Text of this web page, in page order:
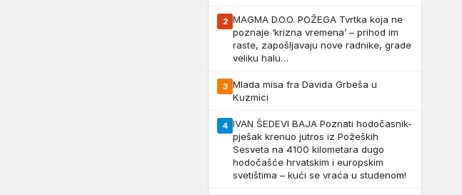
2 MAGMA D.O.O. POŽEGA Tvrtka koja ne
poznaje ‘krizna vremena’ – prihod im
raste, zapošljavaju nove radnike, grade
veliku halu…
3 Mlada misa fra Davida Grbeša u
Kuzmici
4 IVAN ŠEDEVI BAJA Poznati hodočasnik-
pješak krenuo jutros iz Požeških
Sesveta na 4100 kilometara dugo
hodočašće hrvatskim i europskim
svetištima – kući se vraća u studenom!